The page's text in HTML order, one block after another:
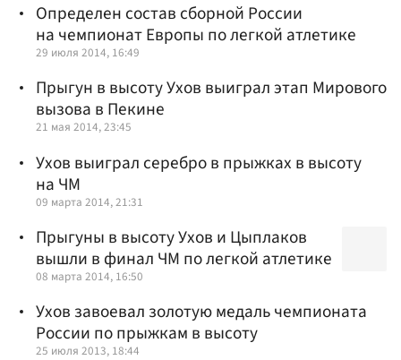
Определен состав сборной России
на чемпионат Европы по легкой атлетике
29 июля 2014, 16:49
Прыгун в высоту Ухов выиграл этап Мирового
вызова в Пекине
21 мая 2014, 23:45
Ухов выиграл серебро в прыжках в высоту
на ЧМ
09 марта 2014, 21:31
Прыгуны в высоту Ухов и Цыплаков
вышли в финал ЧМ по легкой атлетике
08 марта 2014, 16:50
Ухов завоевал золотую медаль чемпионата
России по прыжкам в высоту
25 июля 2013, 18:44